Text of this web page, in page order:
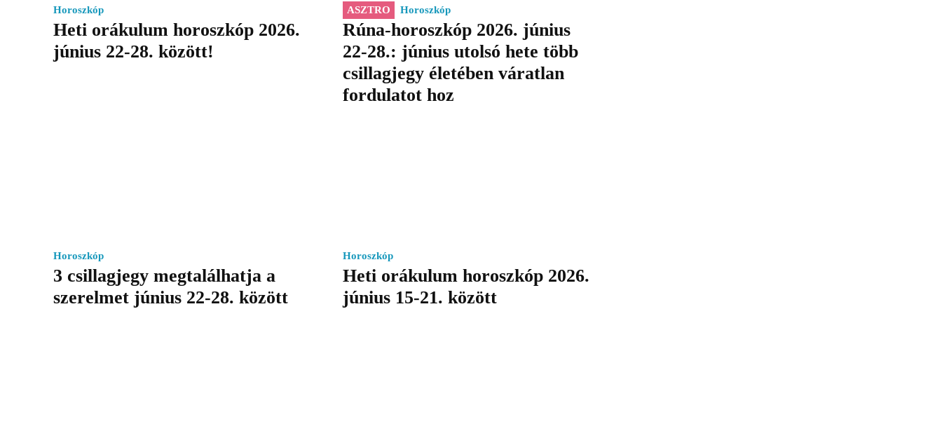
Horoszkóp
Heti orákulum horoszkóp 2026.
június 22-28. között!
ASZTRO Horoszkóp
Rúna-horoszkóp 2026. június
22-28.: június utolsó hete több
csillagjegy életében váratlan
fordulatot hoz
Horoszkóp
3 csillagjegy megtalálhatja a
szerelmet június 22-28. között
Horoszkóp
Heti orákulum horoszkóp 2026.
június 15-21. között